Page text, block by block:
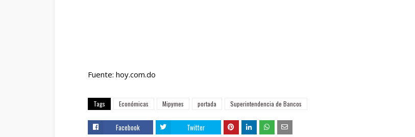
Fuente: hoy.com.do
Tags Económicas Mipymes portada Superintendencia de Bancos
Facebook Twitter